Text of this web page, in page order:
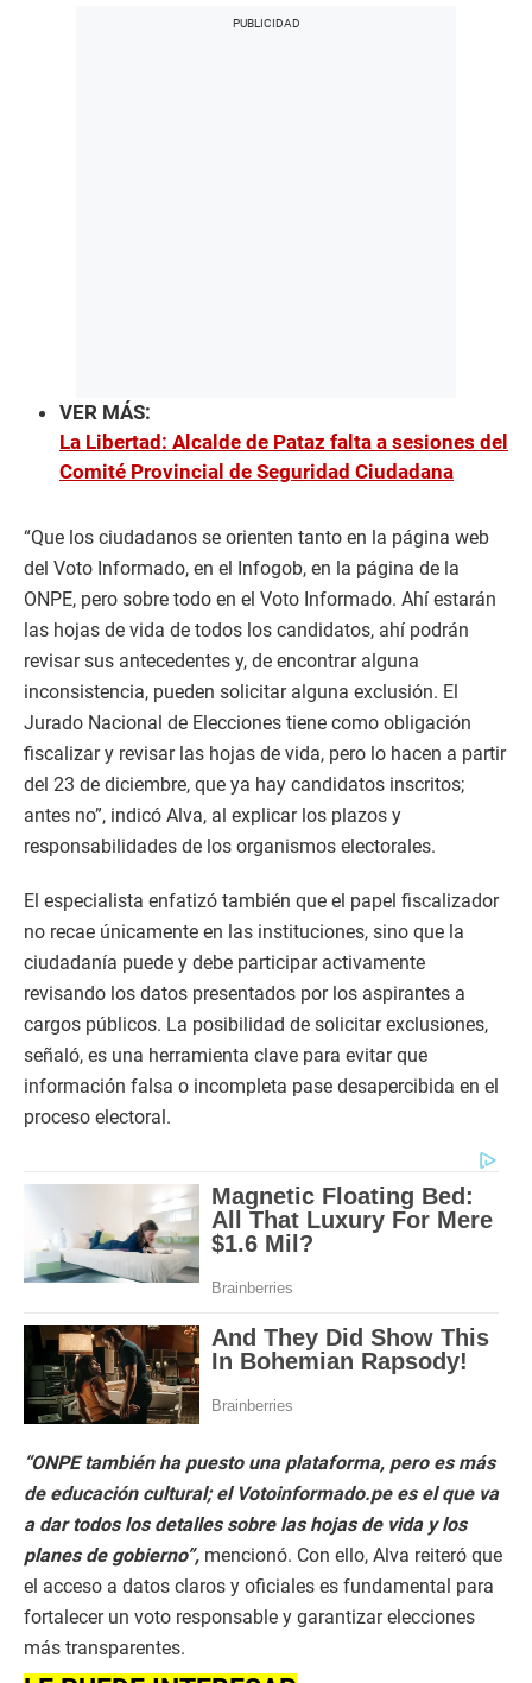
VER MÁS:
La Libertad: Alcalde de Pataz falta a sesiones del
Comité Provincial de Seguridad Ciudadana
“Que los ciudadanos se orienten tanto en la página web
del Voto Informado, en el Infogob, en la página de la
ONPE, pero sobre todo en el Voto Informado. Ahí estarán
las hojas de vida de todos los candidatos, ahí podrán
revisar sus antecedentes y, de encontrar alguna
inconsistencia, pueden solicitar alguna exclusión. El
Jurado Nacional de Elecciones tiene como obligación
fiscalizar y revisar las hojas de vida, pero lo hacen a partir
del 23 de diciembre, que ya hay candidatos inscritos;
antes no”, indicó Alva, al explicar los plazos y
responsabilidades de los organismos electorales.
El especialista enfatizó también que el papel fiscalizador
no recae únicamente en las instituciones, sino que la
ciudadanía puede y debe participar activamente
revisando los datos presentados por los aspirantes a
cargos públicos. La posibilidad de solicitar exclusiones,
señaló, es una herramienta clave para evitar que
información falsa o incompleta pase desapercibida en el
proceso electoral.
“ONPE también ha puesto una plataforma, pero es más
de educación cultural; el Votoinformado.pe es el que va
a dar todos los detalles sobre las hojas de vida y los
planes de gobierno”, mencionó. Con ello, Alva reiteró que
el acceso a datos claros y oficiales es fundamental para
fortalecer un voto responsable y garantizar elecciones
más transparentes.